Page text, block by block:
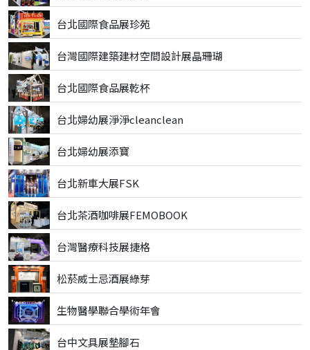
台北國際食品展珍苑
台灣國際建築建材空間設計展晶珊瑚
台北國際食品展乾杯
台北婦幼展淨淨cleanclean
台北婦幼展添寶
台北新車大展FSK
台北茶酒咖啡展FEMOBOOK
台灣醫療科技展捷格
松菸威士忌酒展綠芽
生物醫學聯合學術年會
台中文具展墊腳石